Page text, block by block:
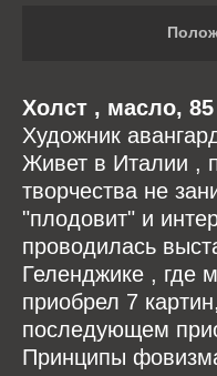
Холст , масло,
Художник
Живет в Италии ,
творчества не
"плодовит" и
проводилась
Геленджике , где
приобрел 7
последующем
Принципы